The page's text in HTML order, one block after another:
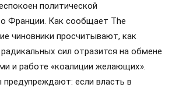
политической
Франции. Как сообщает The
чиновники просчитывают, как
сил отразится на обмене
и работе «коалиции желающих».
если власть в